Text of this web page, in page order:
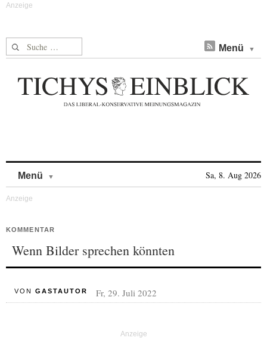
Suche nach: Menü
Menü Sa, 8. Aug 2026
KOMMENTAR
Wenn Bilder sprechen könnten
VON GASTAUTOR Fr, 29. Juli 2022